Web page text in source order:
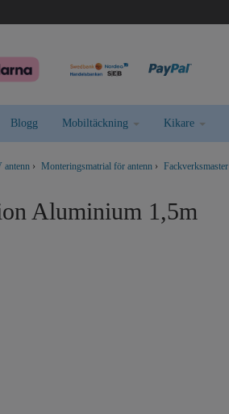
Blogg Mobiltäckning Kikare
antenn › Monteringsmatrial för antenn › Fackverksmaster
Aluminium 1,5m